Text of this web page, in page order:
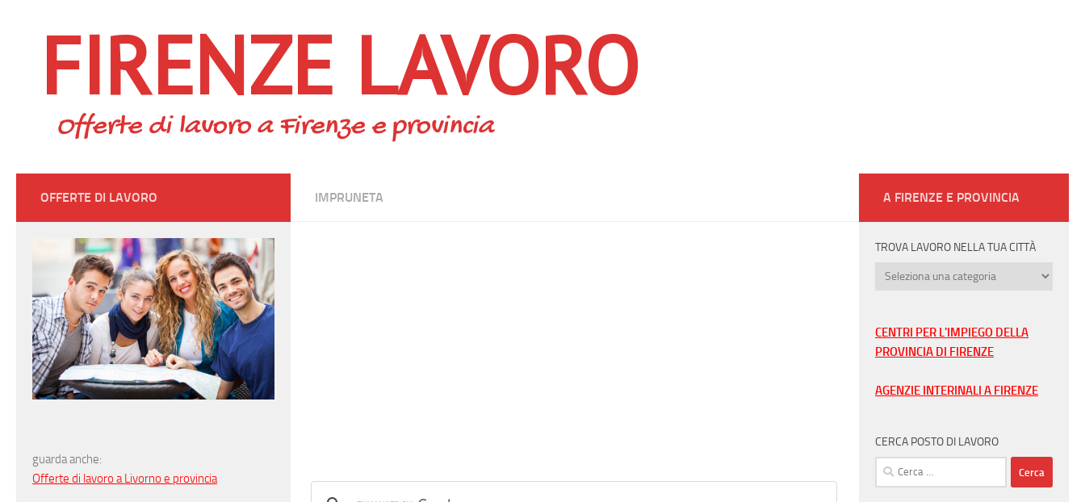
FIRENZE LAVORO
Offerte di lavoro a Firenze e provincia
IMPRUNETA
OFFERTE DI LAVORO
guarda anche:
Offerte di lavoro a Livorno e provincia
A FIRENZE E PROVINCIA
TROVA LAVORO NELLA TUA CITTÀ
Trova
tua
città
CENTRI PER L'IMPIEGO DELLA
PROVINCIA DI FIRENZE
AGENZIE INTERINALI A FIRENZE
CERCA POSTO DI LAVORO
Ricerca
per: